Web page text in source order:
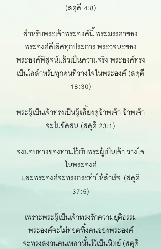
(สดุดี 4:8)
สำหรับพระเจ้าพระองค์นี้ พระมรรคาของ
พระองค์ดีเลิศทุกประการ พระวจนะของ
พระองค์พิสูจน์แล้วเป็นความจริง พระองค์ทรง
เป็นโล่สำหรับทุกคนที่วางใจในพระองค์ (สดุดี
18:30)
พระผู้เป็นเจ้าทรงเป็นผู้เลี้ยงดูข้าพเจ้า ข้าพเจ้า
จะไม่ขัดสน (สดุดี 23:1)
จงมอบทางของท่านไว้กับพระผู้เป็นเจ้า วางใจ
ในพระองค์
และพระองค์จะทรงกระทำให้สำเร็จ (สดุดี
37:5)
เพราะพระผู้เป็นเจ้าทรงรักความยุติธรรม
พระองค์จะไม่ทอดทิ้งคนของพระองค์
จะทรงสงวนคนเหล่านั้นไว้เป็นนิตย์ (สดุดี